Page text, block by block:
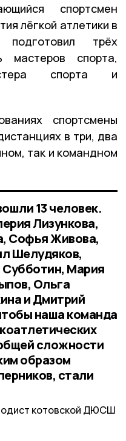
спортсмен
лёгкой атлетики в
трёх
спорта,
спорта и
спортсмены
в три, два
так и командном
13 человек.
Лизункова,
Софья Живова,
Шелудяков,
Субботин, Мария
Ольга
и Дмитрий
наша команда
сложности
образом
стали
котовской ДЮСШ